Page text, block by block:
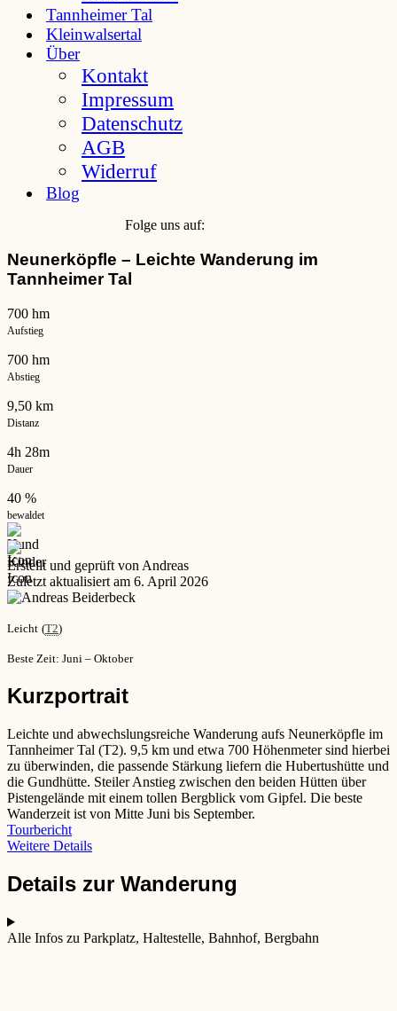
Tannheimer Tal
Kleinwalsertal
Über
Kontakt
Impressum
Datenschutz
AGB
Widerruf
Blog
Folge uns auf:
Neunerköpfle – Leichte Wanderung im
Tannheimer Tal
700 hm
Aufstieg
700 hm
Abstieg
9,50 km
Distanz
4h 28m
Dauer
40 %
bewaldet
Erstellt und geprüft von Andreas
Zuletzt aktualisiert am 6. April 2026
Leicht (T2)
Beste Zeit: Juni – Oktober
Kurzportrait
Leichte und abwechslungsreiche Wanderung aufs Neunerköpfle im
Tannheimer Tal (T2). 9,5 km und etwa 700 Höhenmeter sind hierbei
zu überwinden, die passende Stärkung liefern die Hubertushütte und
die Gundhütte. Steiler Anstieg zwischen den beiden Hütten über
Pistengelände mit einem tollen Bergblick vom Gipfel. Die beste
Wanderzeit ist von Mitte Juni bis September.
Tourbericht
Weitere Details
Details zur Wanderung
Alle Infos zu Parkplatz, Haltestelle, Bahnhof, Bergbahn